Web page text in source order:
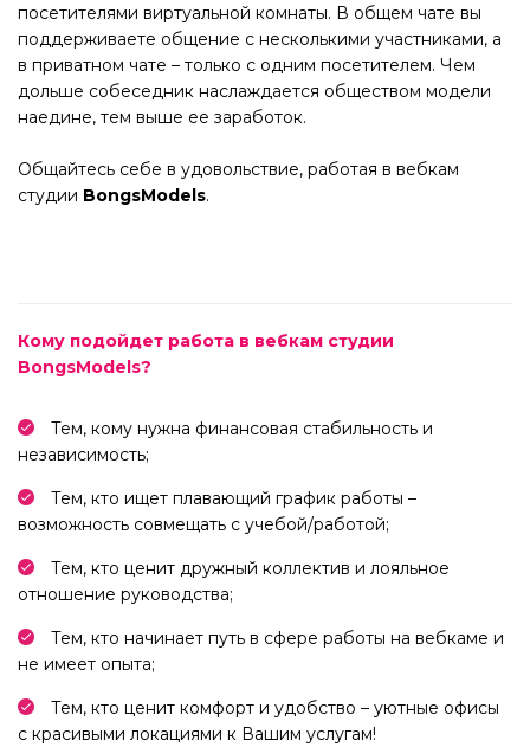
посетителями виртуальной комнаты. В общем чате вы
поддерживаете общение с несколькими участниками, а
в приватном чате – только с одним посетителем. Чем
дольше собеседник наслаждается обществом модели
наедине, тем выше ее заработок.
Общайтесь себе в удовольствие, работая в вебкам
студии BongsModels.
Кому подойдет работа в вебкам студии
BongsModels?
Тем, кому нужна финансовая стабильность и
независимость;
Тем, кто ищет плавающий график работы –
возможность совмещать с учебой/работой;
Тем, кто ценит дружный коллектив и лояльное
отношение руководства;
Тем, кто начинает путь в сфере работы на вебкаме и
не имеет опыта;
Тем, кто ценит комфорт и удобство – уютные офисы
с красивыми локациями к Вашим услугам!